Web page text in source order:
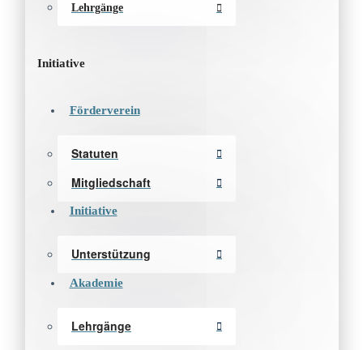
Lehrgänge
Initiative
Förderverein
Statuten
Mitgliedschaft
Initiative
Unterstützung
Akademie
Lehrgänge